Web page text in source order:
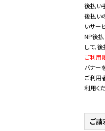
後払い
後払い
いサー
NP後
して、
ご利用
バナー
ご利用
利用く
ご請